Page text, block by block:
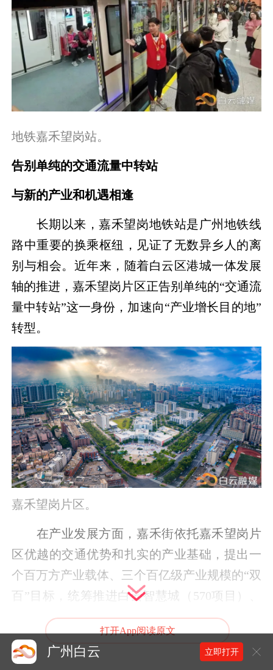
地铁嘉禾望岗站。
告别单纯的交通流量中转站
与新的产业和机遇相逢
长期以来，嘉禾望岗地铁站是广州地铁线
路中重要的换乘枢纽，见证了无数异乡人的离
别与相会。近年来，随着白云区港城一体发展
轴的推进，嘉禾望岗片区正告别单纯的“交通流
量中转站”这一身份，加速向“产业增长目的地”
转型。
嘉禾望岗片区。
在产业发展方面，嘉禾街依托嘉禾望岗片
区优越的交通优势和扎实的产业基础，提出一
个百万方产业载体、三个百亿级产业规模的“双
百”目标，统筹推进白云智慧城（570项目）、
云湾数谷、白云新城嘉禾望岗商务核心区
（125项目）三大产业平台联动发展，构建起
“三位一体”的产业社区空间格局。如今，魅视
打开App阅读原文
广州白云 立即打开